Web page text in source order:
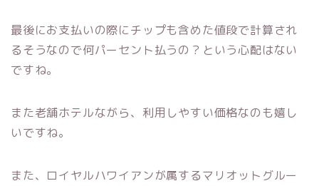
最後にお支払いの際にチップも含めた値段で計算され
るそうなので何パーセント払うの？という心配はない
ですね。
また老舗ホテルながら、利用しやすい価格なのも嬉し
いですね。
また、ロイヤルハワイアンが属するマリオットグルー